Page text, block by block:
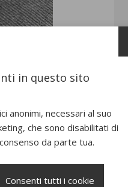
in questo sito
anonimi, necessari al suo
che sono disabilitati di
da parte tua.
Consenti tutti i cookie